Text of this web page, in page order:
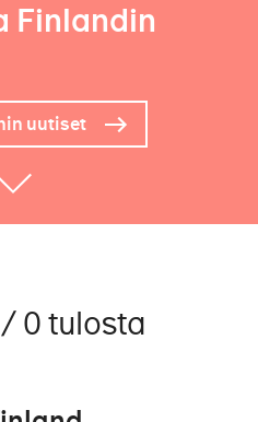
Finlandin
uutiset
0 tulosta